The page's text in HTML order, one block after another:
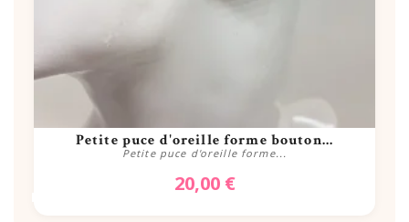
Petite puce d'oreille forme bouton...
Petite puce d'oreille forme...
20,00 €